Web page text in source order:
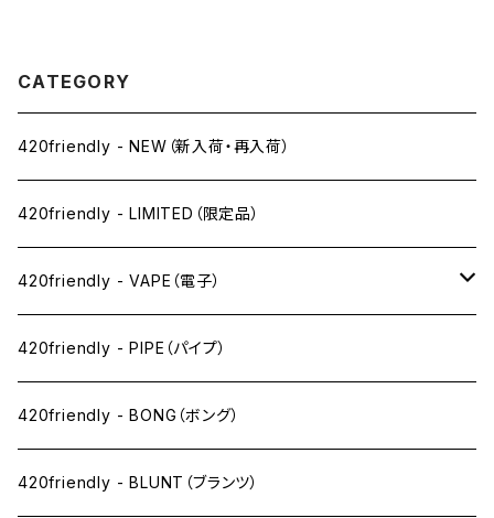
CATEGORY
420friendly - NEW（新入荷・再入荷）
420friendly - LIMITED（限定品）
420friendly - VAPE（電子）
ペン下
ニコパフ系
ドライ系
420friendly - PIPE（パイプ）
420friendly - BONG（ボング）
420friendly - BLUNT（ブランツ）